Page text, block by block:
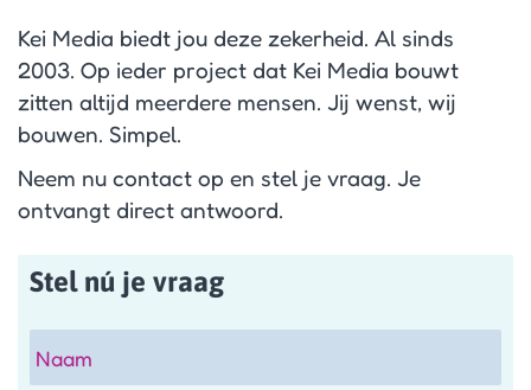
Kei Media biedt jou deze zekerheid. Al sinds
2003. Op ieder project dat Kei Media bouwt
zitten altijd meerdere mensen. Jij wenst, wij
bouwen. Simpel.
Neem nu contact op en stel je vraag. Je
ontvangt direct antwoord.
Stel nú je vraag